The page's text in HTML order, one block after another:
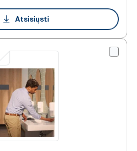
Atsisiųsti